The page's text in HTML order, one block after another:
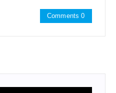
Comments 0